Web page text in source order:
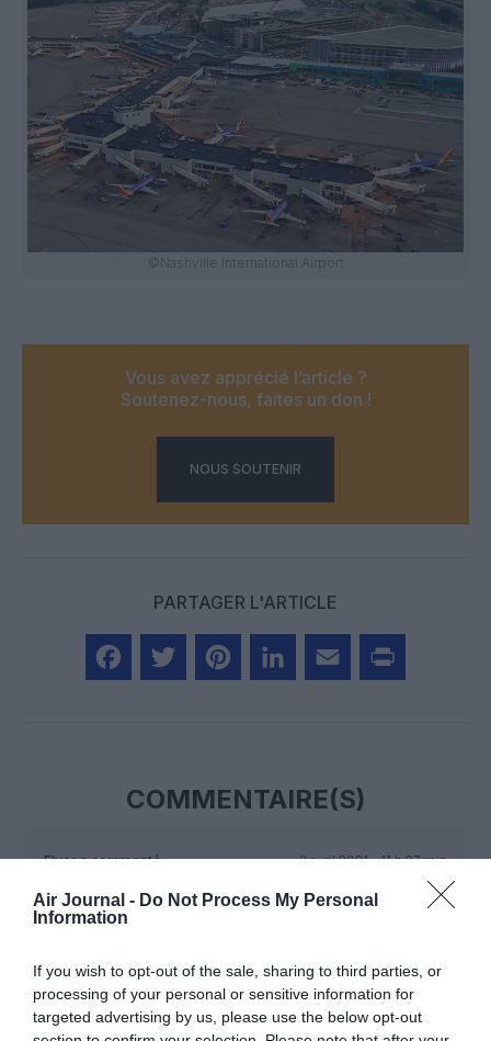
Air Journal - Do Not Process My Personal
Information
If you wish to opt-out of the sale, sharing to third parties, or
processing of your personal or sensitive information for
targeted advertising by us, please use the below opt-out
©Nashville International Airport
Vous avez apprécié l’article ?
Soutenez-nous, faites un don !
NOUS SOUTENIR
PARTAGER L'ARTICLE
COMMENTAIRE(S)
Flyera commenté :
3 avril 2021 - 11 h 27 min
Une bonne idée. Un bon coup de pouce pour la reprise. On en
aurait besoin un peu partout.